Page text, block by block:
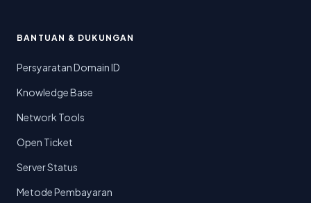
BANTUAN & DUKUNGAN
Persyaratan Domain ID
Knowledge Base
Network Tools
Open Ticket
Server Status
Metode Pembayaran